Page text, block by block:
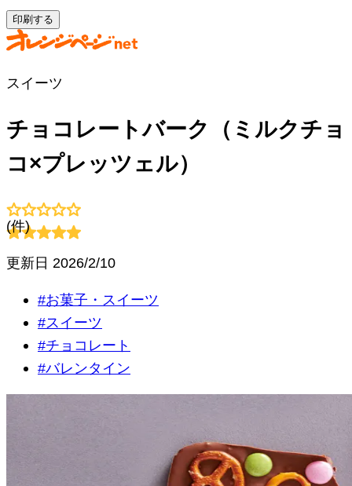
印刷する
スイーツ
チョコレートバーク（ミルクチョ
コ×プレッツェル）
(件)
更新日 2026/2/10
#お菓子・スイーツ
#スイーツ
#チョコレート
#バレンタイン